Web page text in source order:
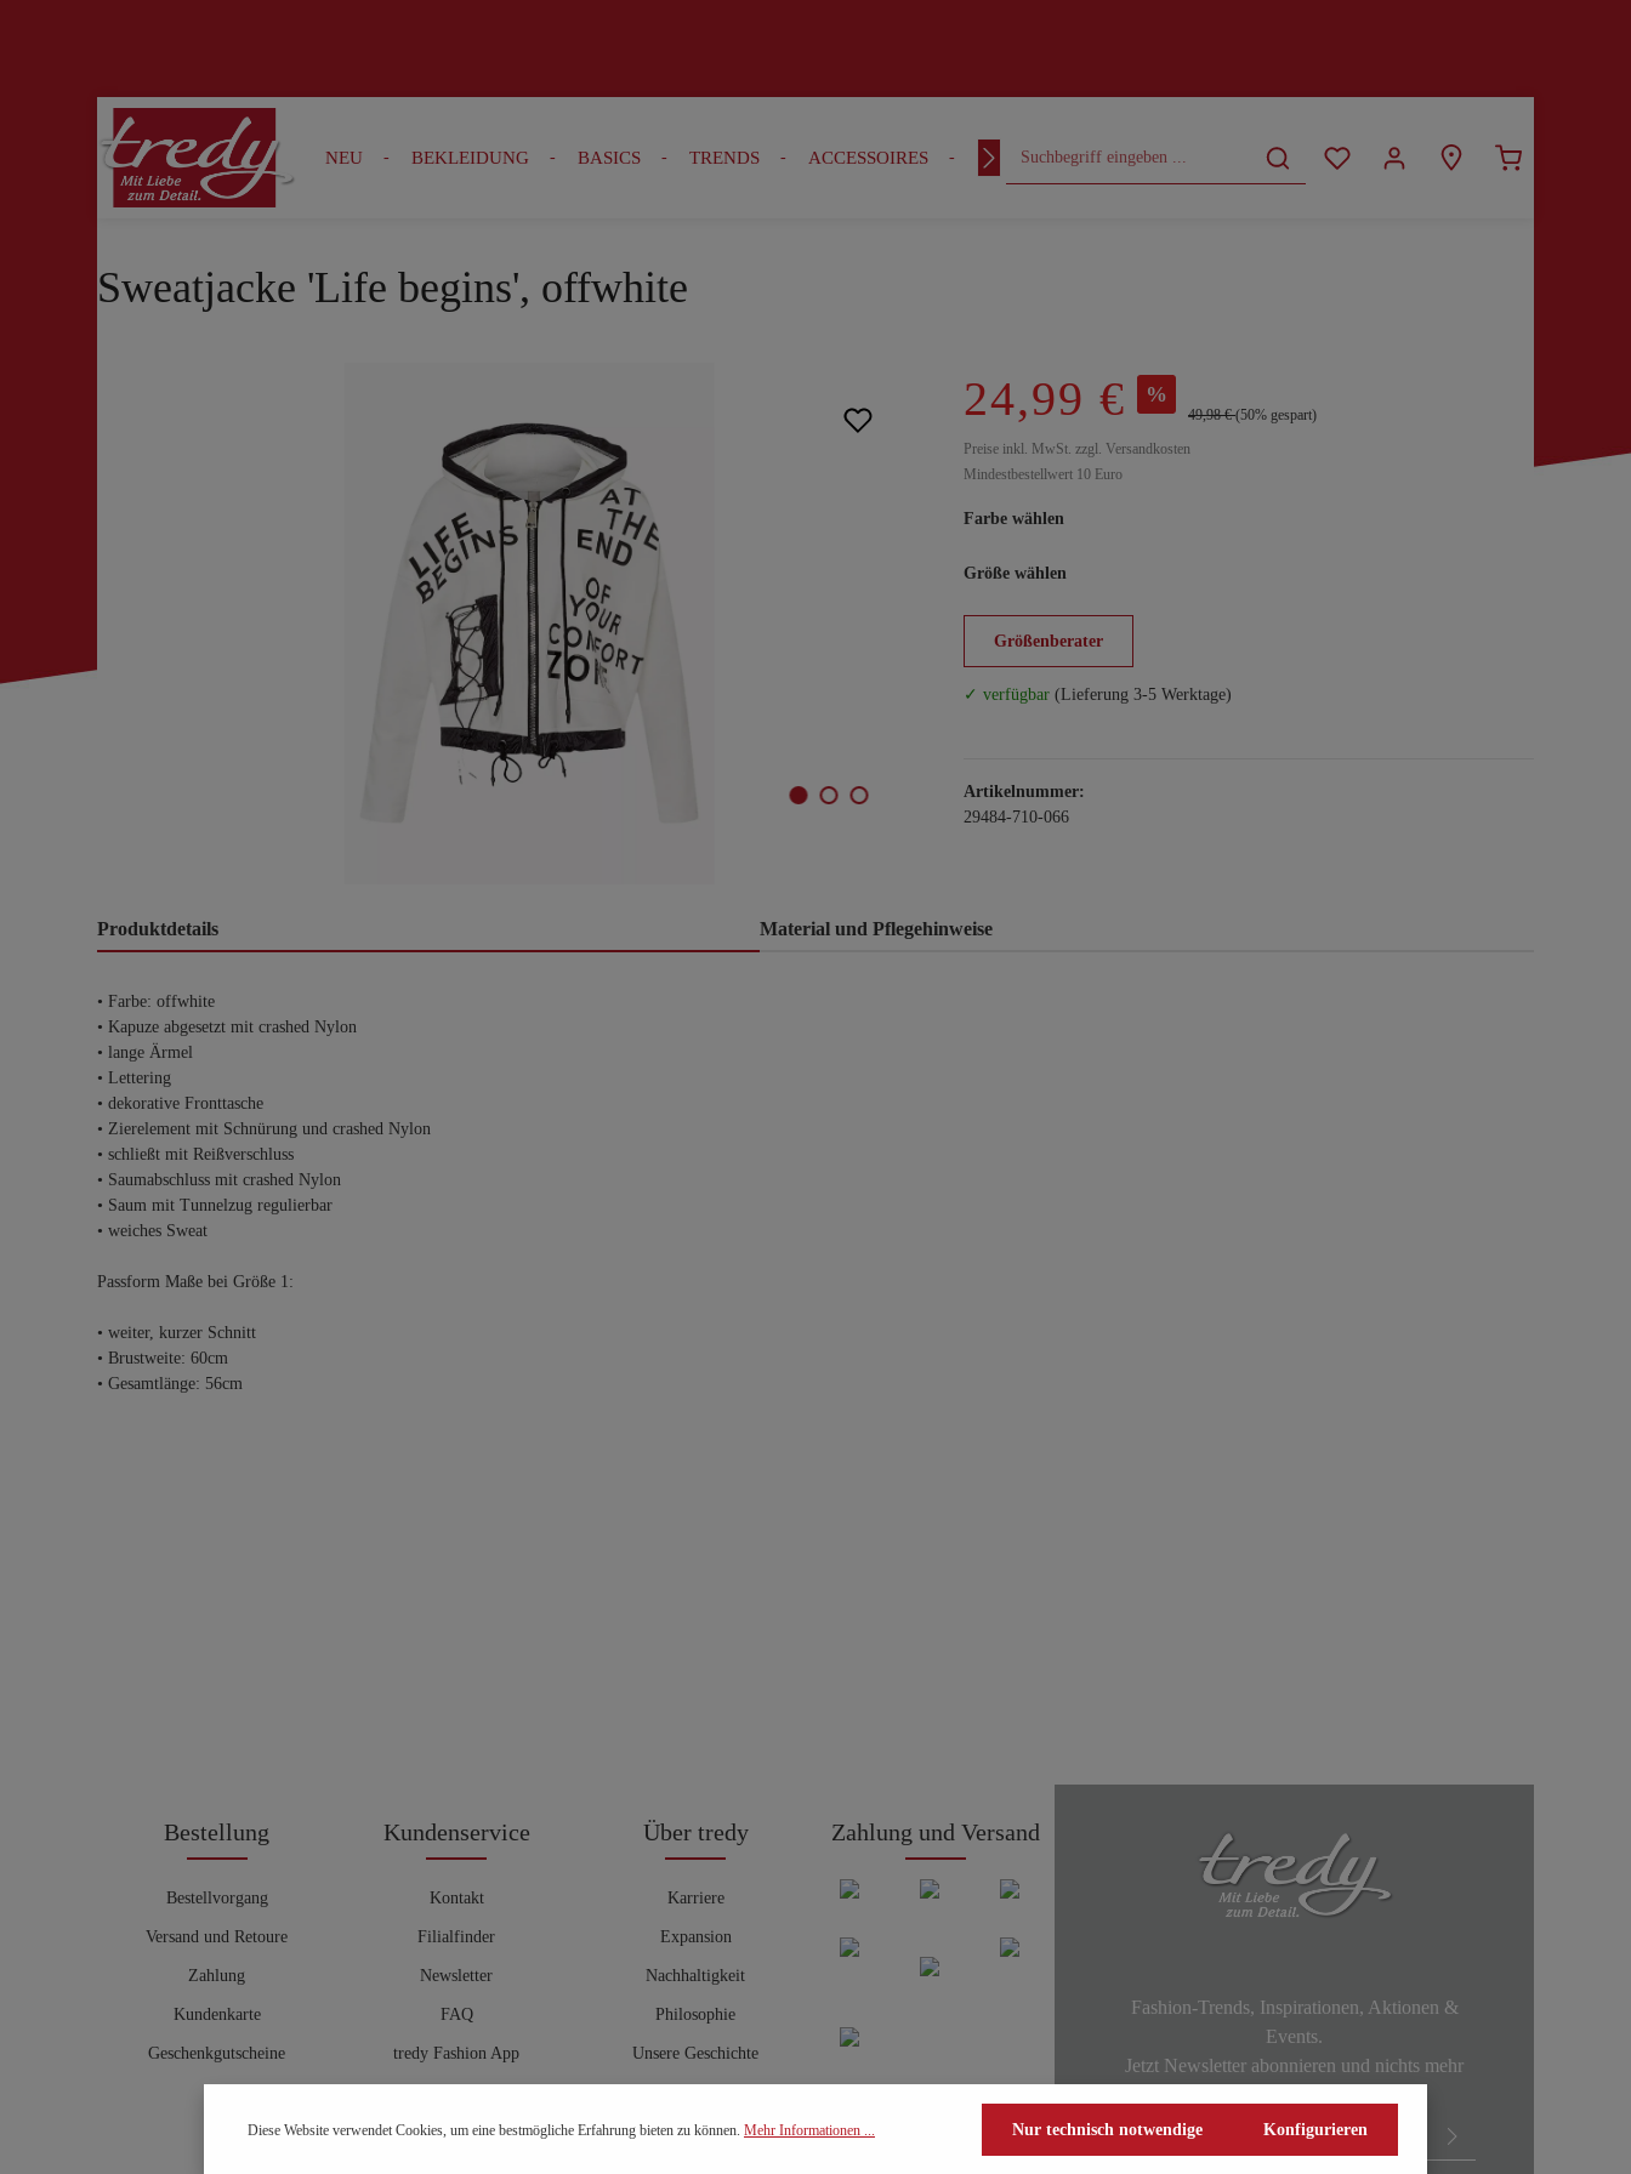
Zur Suche springen Zur Hauptnavigation springen
NEU BEKLEIDUNG BASICS TRENDS ACCESSOIRES OUTFITS CURVY
Sweatjacke 'Life begins', offwhite
24,99 € %
49,98 €(50% gespart)
Preise inkl. MwSt. zzgl. Versandkosten
Mindestbestellwert 10 Euro
Farbe wählen
Größe wählen
Größenberater
✓ verfügbar (Lieferung 3-5 Werktage)
Artikelnummer:
29484-710-066
Produktdetails Material und Pflegehinweise
• Farbe: offwhite
• Kapuze abgesetzt mit crashed Nylon
• lange Ärmel
• Lettering
• dekorative Fronttasche
• Zierelement mit Schnürung und crashed Nylon
• schließt mit Reißverschluss
• Saumabschluss mit crashed Nylon
• Saum mit Tunnelzug regulierbar
• weiches Sweat
Passform Maße bei Größe 1:
• weiter, kurzer Schnitt
• Brustweite: 60cm
• Gesamtlänge: 56cm
Bestellung
Bestellvorgang
Versand und Retoure
Zahlung
Kundenkarte
Geschenkgutscheine
Kundenservice
Kontakt
Filialfinder
Newsletter
FAQ
tredy Fashion App
Hosenberater
Über tredy
Karriere
Expansion
Nachhaltigkeit
Philosophie
Unsere Geschichte
Zahlung und Versand
Fashion-Trends, Inspirationen, Aktionen &
Events.
Jetzt Newsletter abonnieren und nichts mehr
Diese Website verwendet Cookies, um eine bestmögliche Erfahrung bieten zu können. Mehr Informationen ... Nur technisch notwendige Konfigurieren